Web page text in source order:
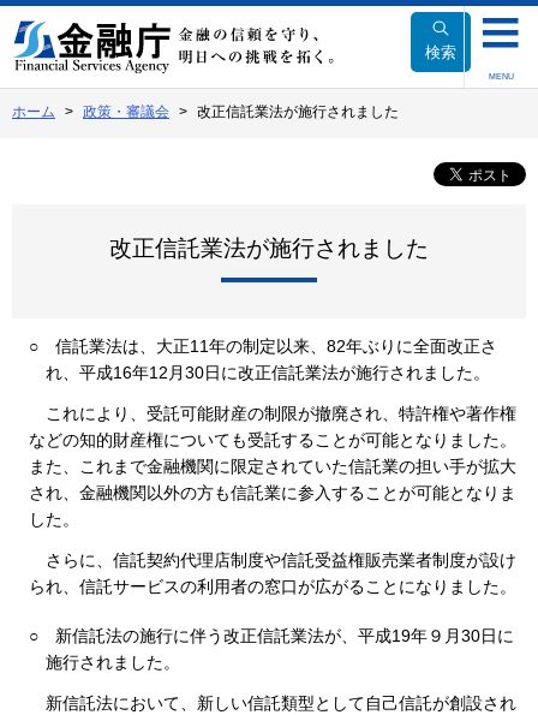
文
へ
動
検索
MENU
ホーム 政策・審議会 改正信託業法が施行されました
改正信託業法が施行されました
○
信託業法は、大正11年の制定以来、82年ぶりに全面改正さ
れ、平成16年12月30日に改正信託業法が施行されました。
これにより、受託可能財産の制限が撤廃され、特許権や著作権
などの知的財産権についても受託することが可能となりました。
また、これまで金融機関に限定されていた信託業の担い手が拡大
され、金融機関以外の方も信託業に参入することが可能となりま
した。
さらに、信託契約代理店制度や信託受益権販売業者制度が設け
られ、信託サービスの利用者の窓口が広がることになりました。
○
新信託法の施行に伴う改正信託業法が、平成19年９月30日に
施行されました。
新信託法において、新しい信託類型として自己信託が創設され